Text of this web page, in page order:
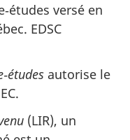
versé en
EDSC
autorise le
(LIR), un